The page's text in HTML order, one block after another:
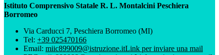
Istituto Comprensivo Statale R. L. Montalcini Peschiera
Borromeo
Via Carducci 7, Peschiera Borromeo (MI)
Tel: +39 025470166
Email: miic899009@istruzione.itLink per inviare una mail